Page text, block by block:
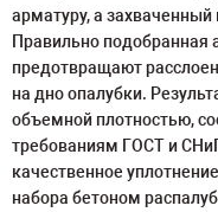
арматуру, а захваченный
Правильно подобранная
предотвращают
на дно опалубки.
объемной плотностью,
требованиям ГОСТ и
качественное
набора бетоном